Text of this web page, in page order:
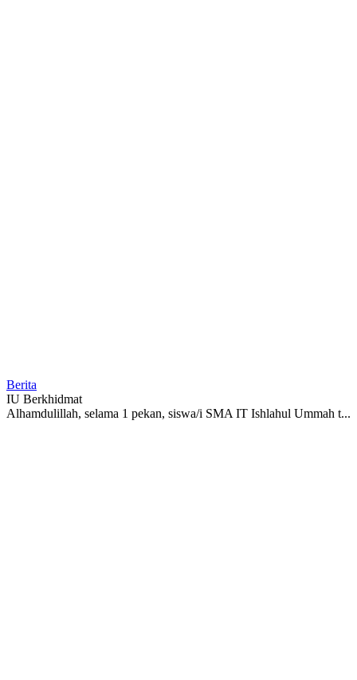
Berita
IU Berkhidmat
Alhamdulillah, selama 1 pekan, siswa/i SMA IT Ishlahul Ummah t...